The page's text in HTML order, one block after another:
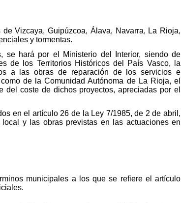
Vizcaya, Guipúzcoa, Álava, Navarra, La Rioja,
y tormentas.
se hará por el Ministerio del Interior, siendo de
de los Territorios Históricos del País Vasco, la
a las obras de reparación de los servicios e
de la Comunidad Autónoma de La Rioja, el
coste de dichos proyectos, apreciadas por el
en el artículo 26 de la Ley 7/1985, de 2 de abril,
y las obras previstas en las actuaciones en
municipales a los que se refiere el artículo